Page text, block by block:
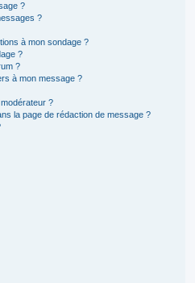
?
?
à mon sondage ?
?
?
à mon message ?
?
la page de rédaction de message ?